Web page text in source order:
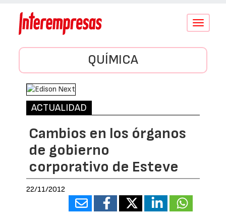
Conmutar
QUÍMICA
ACTUALIDAD
Cambios en los órganos
de gobierno
corporativo de Esteve
22/11/2012